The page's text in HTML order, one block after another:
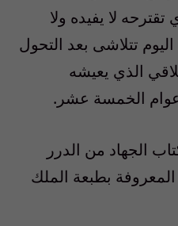
لا يفيده ولا
تتلاشى بعد التحول
الذي يعيشه
الخمسة عشر.
الجهاد من الدرر
السنية، طبعة العام 1985 المعروفة بطبعة الملك